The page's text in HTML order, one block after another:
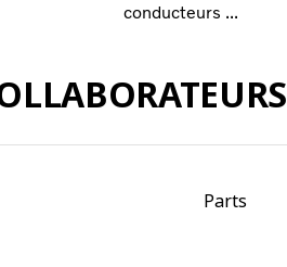
conducteurs ...
Parts